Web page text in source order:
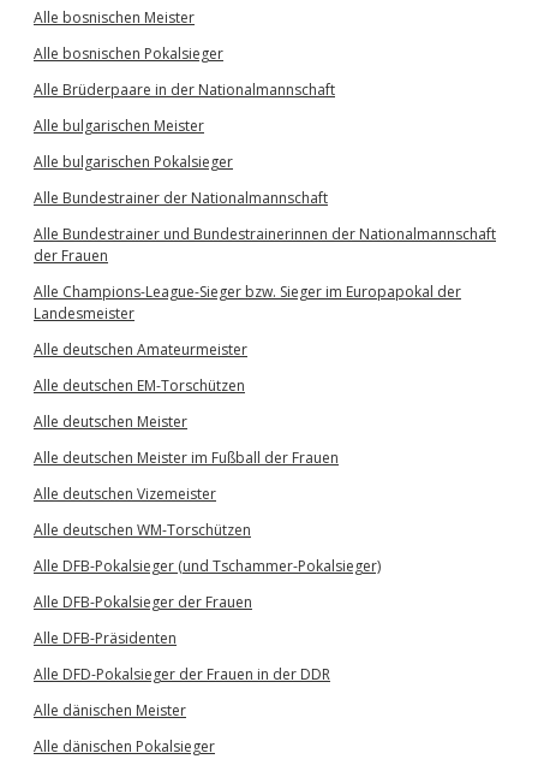
Alle bosnischen Meister
Alle bosnischen Pokalsieger
Alle Brüderpaare in der Nationalmannschaft
Alle bulgarischen Meister
Alle bulgarischen Pokalsieger
Alle Bundestrainer der Nationalmannschaft
Alle Bundestrainer und Bundestrainerinnen der Nationalmannschaft
der Frauen
Alle Champions-League-Sieger bzw. Sieger im Europapokal der
Landesmeister
Alle deutschen Amateurmeister
Alle deutschen EM-Torschützen
Alle deutschen Meister
Alle deutschen Meister im Fußball der Frauen
Alle deutschen Vizemeister
Alle deutschen WM-Torschützen
Alle DFB-Pokalsieger (und Tschammer-Pokalsieger)
Alle DFB-Pokalsieger der Frauen
Alle DFB-Präsidenten
Alle DFD-Pokalsieger der Frauen in der DDR
Alle dänischen Meister
Alle dänischen Pokalsieger